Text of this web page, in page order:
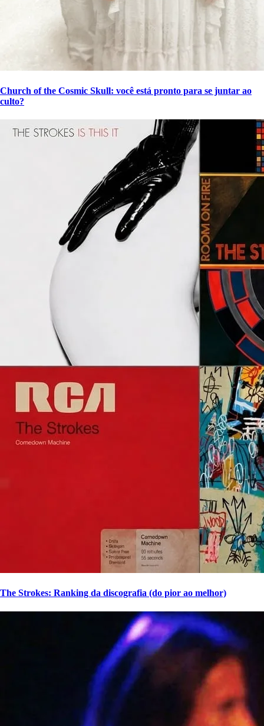
Church of the Cosmic Skull: você está pronto para se juntar ao
culto?
The Strokes: Ranking da discografia (do pior ao melhor)